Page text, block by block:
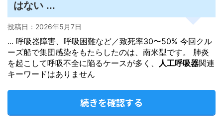
はない ...
投稿日： 2026年5月7日
... 呼吸器障害、呼吸困難など／致死率30〜50% 今回クル
ーズ船で集団感染をもたらしたのは、南米型です。 肺炎
を起こして呼吸不全に陥るケースが多く、 人工呼吸器関連
キーワードはありません
続きを確認する